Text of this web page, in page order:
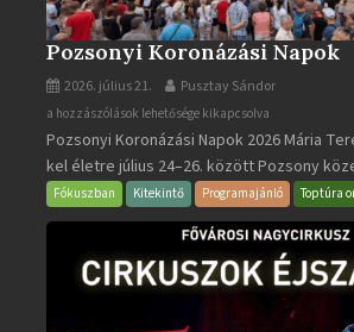
Pozsonyi Koronázási Napok
2026. július 21. Pusztay Sándor
Pozsonyi
Koronázási
Napok
bejegyzéshez
a hozzászólások lehetősége kikapcsolva
Pozsonyi Koronázási Napok 2026 Mária
kel életre július 24–26. között Pozsony
Fókuszban Kitekintő Programajánló Toptúra